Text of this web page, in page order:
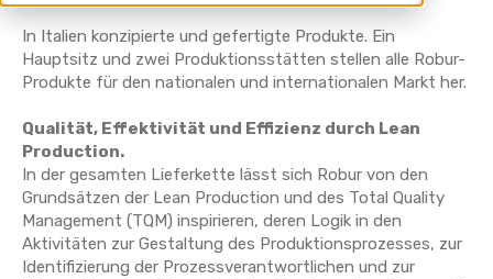
In Italien konzipierte und gefertigte Produkte. Ein
Hauptsitz und zwei Produktionsstätten stellen alle Robur-
Produkte für den nationalen und internationalen Markt her.
Qualität, Effektivität und Effizienz durch Lean
Production.
In der gesamten Lieferkette lässt sich Robur von den
Grundsätzen der Lean Production und des Total Quality
Management (TQM) inspirieren, deren Logik in den
Aktivitäten zur Gestaltung des Produktionsprozesses, zur
Identifizierung der Prozessverantwortlichen und zur